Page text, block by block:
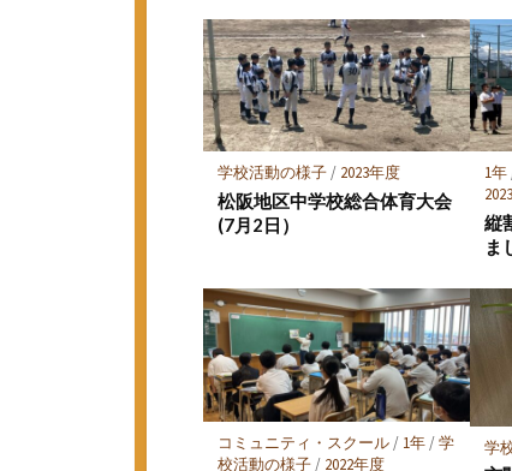
マ
ー
ク
に
保
学校活動の様子/ 2023年度
松阪地区中学校総合体育大会
(7月2日）
1年
縦
ま
コミュニティ・スクール/ 1年/学
校活動の様子/ 2022年度
学